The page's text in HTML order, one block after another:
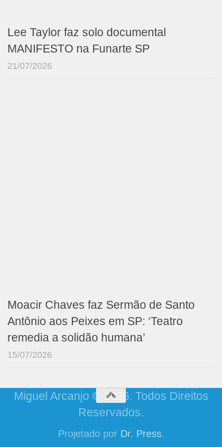
Lee Taylor faz solo documental
MANIFESTO na Funarte SP
21/07/2026
Moacir Chaves faz Sermão de Santo
Antônio aos Peixes em SP: ‘Teatro
remedia a solidão humana’
15/07/2026
Miguel Arcanjo © 2026. Todos Direitos
Reservados.
Projetado por Dr. Press.